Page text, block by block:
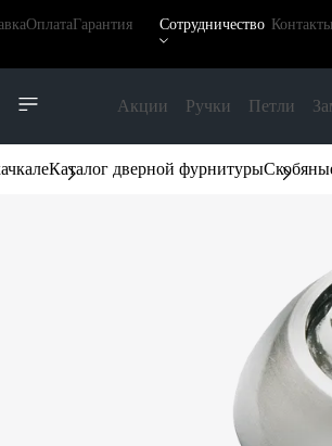
ОплатаГарантия Сотрудничество Контакты
Акции Ручки Петли
Каталог дверной фурнитуры